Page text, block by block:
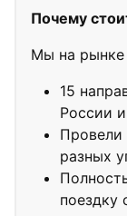
Почему
Мы на рынке
15
России
Провели
разных
поездку